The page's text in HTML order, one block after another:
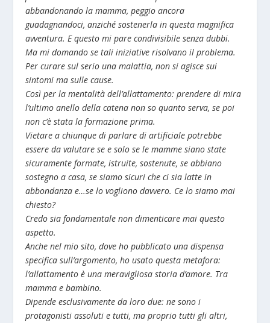
abbandonando la mamma, peggio ancora
guadagnandoci, anziché sostenerla in questa magnifica
avventura. E questo mi pare condivisibile senza dubbi.
Ma mi domando se tali iniziative risolvano il problema.
Per curare sul serio una malattia, non si agisce sui
sintomi ma sulle cause.
Così per la mentalità dell’allattamento: prendere di mira
l’ultimo anello della catena non so quanto serva, se poi
non c’è stata la formazione prima.
Vietare a chiunque di parlare di artificiale potrebbe
essere da valutare se e solo se le mamme siano state
sicuramente formate, istruite, sostenute, se abbiano
sostegno a casa, se siamo sicuri che ci sia latte in
abbondanza e…se lo vogliono davvero. Ce lo siamo mai
chiesto?
Credo sia fondamentale non dimenticare mai questo
aspetto.
Anche nel mio sito, dove ho pubblicato una dispensa
specifica sull’argomento, ho usato questa metafora:
l’allattamento è una meravigliosa storia d’amore. Tra
mamma e bambino.
Dipende esclusivamente da loro due: ne sono i
protagonisti assoluti e tutti, ma proprio tutti gli altri,